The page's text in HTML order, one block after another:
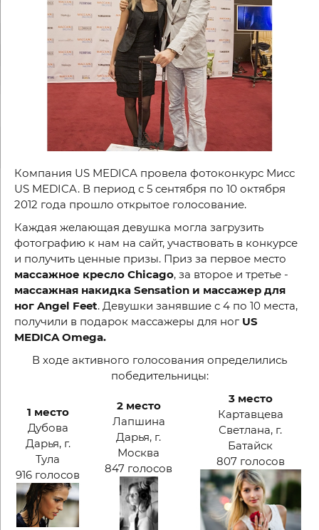
Компания US MEDICA провела фотоконкурс Мисс
US MEDICA. В период с 5 сентября по 10 октября
2012 года прошло открытое голосование.
Каждая желающая девушка могла загрузить
фотографию к нам на сайт, участвовать в конкурсе
и получить ценные призы. Приз за первое место
массажное кресло Chicago, за второе и третье -
массажная накидка Sensation и массажер для
ног Angel Feet. Девушки занявшие с 4 по 10 места,
получили в подарок массажеры для ног US
MEDICA Omega.
В ходе активного голосования определились
победительницы:
1 место
Дубова
Дарья, г.
Тула
916 голосов
2 место
Лапшина
Дарья, г.
Москва
847 голосов
3 место
Картавцева
Светлана, г.
Батайск
807 голосов